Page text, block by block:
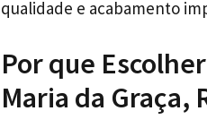
qualidade e acabamento
Por que
Maria da Graça,